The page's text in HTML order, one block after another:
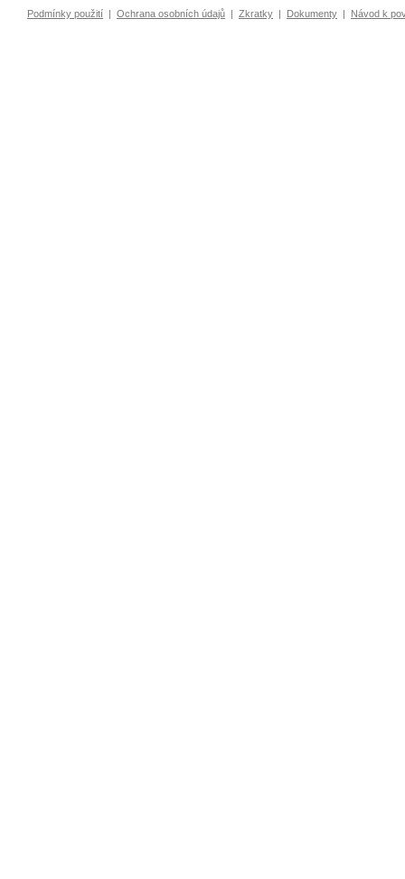
Podmínky použití | Ochrana osobních údajů | Zkratky | Dokumenty | Návod k